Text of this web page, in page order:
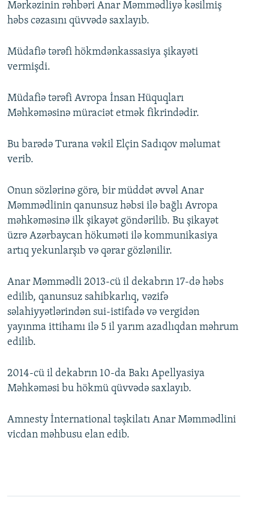
Mərkəzinin rəhbəri Anar Məmmədliyə kəsilmiş
həbs cəzasını qüvvədə saxlayıb.
Müdafiə tərəfi hökmdənkassasiya şikayəti
vermişdi.
Müdafiə tərəfi Avropa İnsan Hüquqları
Məhkəməsinə müraciət etmək fikrindədir.
Bu barədə Turana vəkil Elçin Sadıqov məlumat
verib.
Onun sözlərinə görə, bir müddət əvvəl Anar
Məmmədlinin qanunsuz həbsi ilə bağlı Avropa
məhkəməsinə ilk şikayət göndərilib. Bu şikayət
üzrə Azərbaycan hökuməti ilə kommunikasiya
artıq yekunlarşıb və qərar gözlənilir.
Anar Məmmədli 2013-cü il dekabrın 17-də həbs
edilib, qanunsuz sahibkarlıq, vəzifə
səlahiyyətlərindən sui-istifadə və vergidən
yayınma ittihamı ilə 5 il yarım azadlıqdan məhrum
edilib.
2014-cü il dekabrın 10-da Bakı Apellyasiya
Məhkəməsi bu hökmü qüvvədə saxlayıb.
Amnesty İnternational təşkilatı Anar Məmmədlini
vicdan məhbusu elan edib.